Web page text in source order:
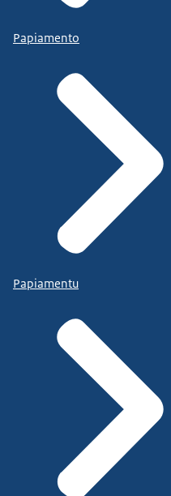
Papiamento
Papiamentu